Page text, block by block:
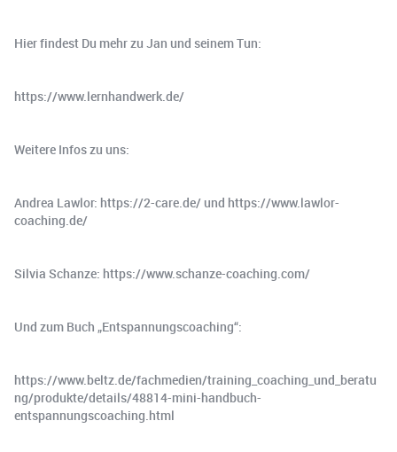
Hier findest Du mehr zu Jan und seinem Tun:
https://www.lernhandwerk.de/
Weitere Infos zu uns:
Andrea Lawlor: https://2-care.de/ und https://www.lawlor-
coaching.de/
Silvia Schanze: https://www.schanze-coaching.com/
Und zum Buch „Entspannungscoaching“:
https://www.beltz.de/fachmedien/training_coaching_und_beratu
ng/produkte/details/48814-mini-handbuch-
entspannungscoaching.html